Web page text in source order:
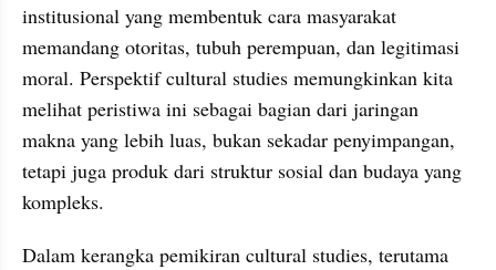
institusional yang membentuk cara masyarakat
memandang otoritas, tubuh perempuan, dan legitimasi
moral. Perspektif cultural studies memungkinkan kita
melihat peristiwa ini sebagai bagian dari jaringan
makna yang lebih luas, bukan sekadar penyimpangan,
tetapi juga produk dari struktur sosial dan budaya yang
kompleks.
Dalam kerangka pemikiran cultural studies, terutama